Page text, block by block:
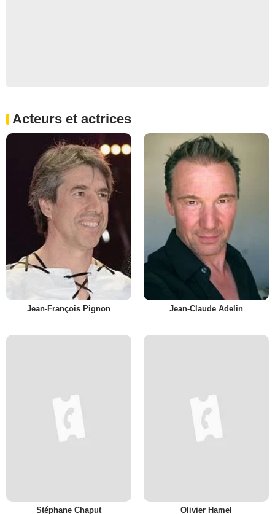
Acteurs et actrices
Jean-François Pignon Jean-Claude Adelin
Stéphane Chaput Olivier Hamel